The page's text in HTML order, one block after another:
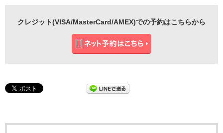
クレジット(VISA/MasterCard/AMEX)での予約はこちらから